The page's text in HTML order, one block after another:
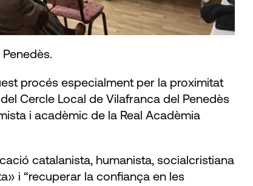
procés especialment per la proximitat
Cercle Local de Vilafranca del Penedès
i acadèmic de la Real Acadèmia
catalanista, humanista, socialcristiana
i “recuperar la confiança en les